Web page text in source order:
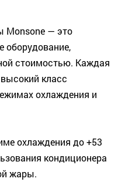
Monsone — это
оборудование,
стоимостью. Каждая
класс
охлаждения и
охлаждения до +53
кондиционера
жары.